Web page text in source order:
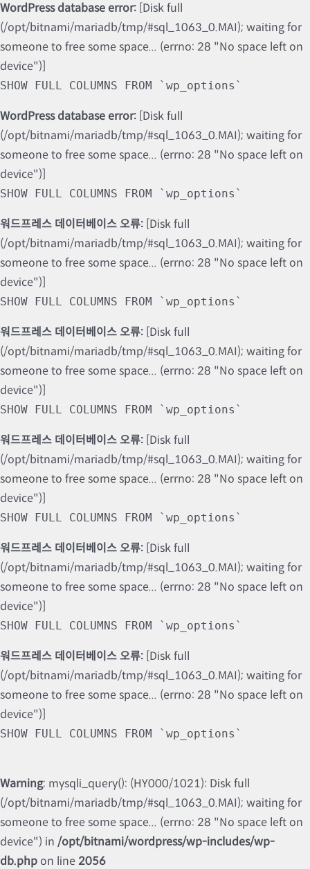
WordPress database error: [Disk full
(/opt/bitnami/mariadb/tmp/#sql_1063_0.MAI); waiting for
someone to free some space... (errno: 28 "No space left on
device")]
SHOW FULL COLUMNS FROM `wp_options`
WordPress database error: [Disk full
(/opt/bitnami/mariadb/tmp/#sql_1063_0.MAI); waiting for
someone to free some space... (errno: 28 "No space left on
device")]
SHOW FULL COLUMNS FROM `wp_options`
워드프레스 데이터베이스 오류: [Disk full
(/opt/bitnami/mariadb/tmp/#sql_1063_0.MAI); waiting for
someone to free some space... (errno: 28 "No space left on
device")]
SHOW FULL COLUMNS FROM `wp_options`
워드프레스 데이터베이스 오류: [Disk full
(/opt/bitnami/mariadb/tmp/#sql_1063_0.MAI); waiting for
someone to free some space... (errno: 28 "No space left on
device")]
SHOW FULL COLUMNS FROM `wp_options`
워드프레스 데이터베이스 오류: [Disk full
(/opt/bitnami/mariadb/tmp/#sql_1063_0.MAI); waiting for
someone to free some space... (errno: 28 "No space left on
device")]
SHOW FULL COLUMNS FROM `wp_options`
워드프레스 데이터베이스 오류: [Disk full
(/opt/bitnami/mariadb/tmp/#sql_1063_0.MAI); waiting for
someone to free some space... (errno: 28 "No space left on
device")]
SHOW FULL COLUMNS FROM `wp_options`
워드프레스 데이터베이스 오류: [Disk full
(/opt/bitnami/mariadb/tmp/#sql_1063_0.MAI); waiting for
someone to free some space... (errno: 28 "No space left on
device")]
SHOW FULL COLUMNS FROM `wp_options`
Warning: mysqli_query(): (HY000/1021): Disk full
(/opt/bitnami/mariadb/tmp/#sql_1063_0.MAI); waiting for
someone to free some space... (errno: 28 "No space left on
device") in /opt/bitnami/wordpress/wp-includes/wp-
db.php on line2056